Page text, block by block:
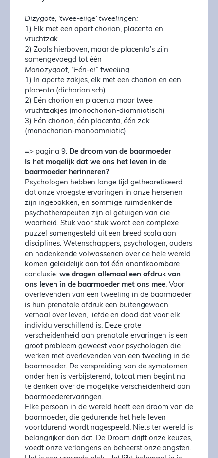
Dizygote, ‘twee-eiige’ tweelingen:
1) Elk met een apart chorion, placenta en
vruchtzak
2) Zoals hierboven, maar de placenta’s zijn
samengevoegd tot één
Monozygoot, “Eén-ei” tweeling
1) In aparte zakjes, elk met een chorion en een
placenta (dichorionisch)
2) Eén chorion en placenta maar twee
vruchtzakjes (monochorion-diamniotisch)
3) Eén chorion, één placenta, één zak
(monochorion-monoamniotic)
=> pagina 9: De droom van de baarmoeder
Is het mogelijk dat we ons het leven in de
baarmoeder herinneren?
Psychologen hebben lange tijd getheoretiseerd
dat onze vroegste ervaringen in onze hersenen
zijn ingebakken, en sommige ruimdenkende
psychotherapeuten zijn al getuigen van die
waarheid. Stuk voor stuk wordt een complexe
puzzel samengesteld uit een breed scala aan
disciplines. Wetenschappers, psychologen, ouders
en nadenkende volwassenen over de hele wereld
komen geleidelijk aan tot één onontkoombare
conclusie: we dragen allemaal een afdruk van
ons leven in de baarmoeder met ons mee. Voor
overlevenden van een tweeling in de baarmoeder
is hun prenatale afdruk een buitengewoon
verhaal over leven, liefde en dood dat voor elk
individu verschillend is. Deze grote
verscheidenheid aan prenatale ervaringen is een
groot probleem geweest voor psychologen die
werken met overlevenden van een tweeling in de
baarmoeder. De verspreiding van de symptomen
onder hen is verbijsterend, totdat men begint na
te denken over de mogelijke verscheidenheid aan
baarmoederervaringen.
Elke persoon in de wereld heeft een droom van de
baarmoeder, die gedurende het hele leven
voortdurend wordt nagespeeld. Niets ter wereld is
belangrijker dan dat. De Droom drijft onze keuzes,
voedt onze verlangens en beheerst onze angsten.